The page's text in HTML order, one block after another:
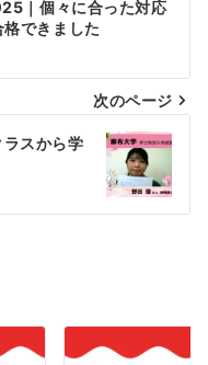
｜個々に合った対応
できました
次のページ
スから学